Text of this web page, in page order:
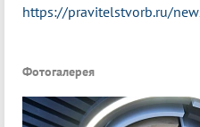
https://pravitelstvorb.ru/
Фотогалерея